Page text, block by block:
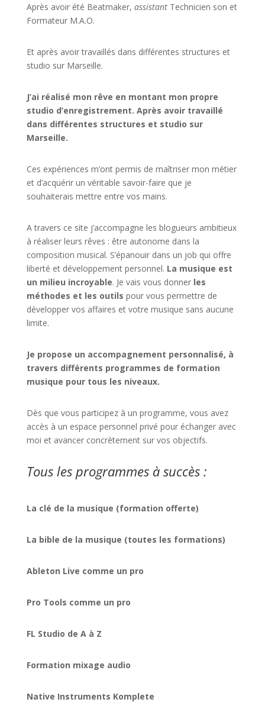
Après avoir été Beatmaker, assistant Technicien son et
Formateur M.A.O.
Et après avoir travaillés dans différentes structures et
studio sur Marseille.
J’ai réalisé mon rêve en montant mon propre
studio d’enregistrement. Après avoir travaillé
dans différentes structures et studio sur
Marseille.
Ces expériences m’ont permis de maîtriser mon métier
et d’acquérir un véritable savoir-faire que je
souhaiterais mettre entre vos mains.
A travers ce site j’accompagne les blogueurs ambitieux
à réaliser leurs rêves : être autonome dans la
composition musical. S’épanouir dans un job qui offre
liberté et développement personnel. La musique est
un milieu incroyable. Je vais vous donner les
méthodes et les outils pour vous permettre de
développer vos affaires et votre musique sans aucune
limite.
Je propose un accompagnement personnalisé, à
travers différents programmes de formation
musique pour tous les niveaux.
Dès que vous participez à un programme, vous avez
accès à un espace personnel privé pour échanger avec
moi et avancer concrètement sur vos objectifs.
Tous les programmes à succès :
La clé de la musique (formation offerte)
La bible de la musique (toutes les formations)
Ableton Live comme un pro
Pro Tools comme un pro
FL Studio de A à Z
Formation mixage audio
Native Instruments Komplete